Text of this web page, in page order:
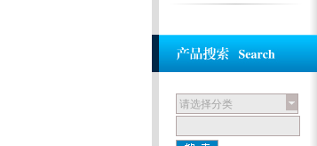
请选择分类